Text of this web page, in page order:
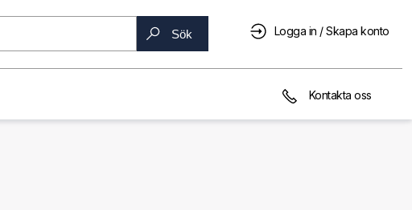
Sök Logga in / Skapa konto
Kontakta oss